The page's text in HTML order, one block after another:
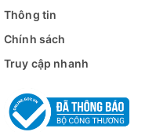
Thông tin
Chính sách
Truy cập nhanh